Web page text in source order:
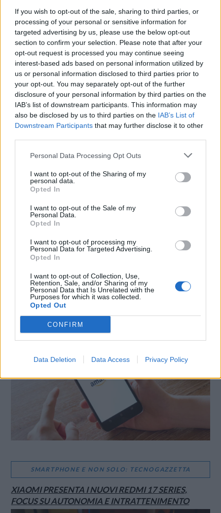
If you wish to opt-out of the sale, sharing to third parties, or
processing of your personal or sensitive information for
targeted advertising by us, please use the below opt-out
section to confirm your selection. Please note that after your
opt-out request is processed you may continue seeing
interest-based ads based on personal information utilized by
us or personal information disclosed to third parties prior to
your opt-out. You may separately opt-out of the further
disclosure of your personal information by third parties on the
IAB’s list of downstream participants. This information may
also be disclosed by us to third parties on the IAB’s List of
Downstream Participants that may further disclose it to other
Personal Data Processing Opt Outs
I want to opt-out of the Sharing of my
personal data.
Opted In
I want to opt-out of the Sale of my
Personal Data.
Opted In
I want to opt-out of processing my
Personal Data for Targeted Advertising.
Opted In
I want to opt-out of Collection, Use,
Retention, Sale, and/or Sharing of my
Personal Data that Is Unrelated with the
Purposes for which it was collected.
Opted Out
CONFIRM
Data Deletion Data Access Privacy Policy
eco-sistema ed è ancora una volta capitale dell’innovazione grazie
alla collaborazione con le Università e le più avanzate aziende del
settore
A partire dal 2020 il 5G introdurrà sul mercato nuovi servizi, non
solo per le comunicazioniperson to person, ma anche per quelle
di milioni di sensori collegati agli oggetti ad Internet.
La tecnologia 5G si caratterizza non solo per la velocità che in
futuro potrà raggiungere punte massime nell’ordine di decine di
Gbit/s (centinaia di volte maggiore del 4G), ma anche per la
capacità di connettere fino a centinaia di migliaia di device per
chilometro quadrato con prestazioni di latenza bassissima,
CONDIVIDI QUESTO ARTICOLO:
E-mail LinkedIn
WhatsApp Stampa Altro
LE MIGLIORI OFFERTE AMAZON
SMARTPHONE E NON SOLO: TECNOGAZZETTA
XIAOMI PRESENTA I NUOVI REDMI 17 SERIES,
FOCUS SU AUTONOMIA E INTRATTENIMENTO